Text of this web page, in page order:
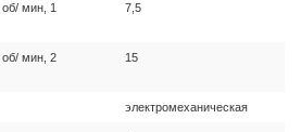
мин, 1
7,5
об/ мин, 2
15
электромеханическая